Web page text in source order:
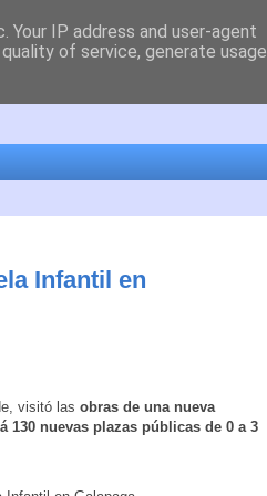
Infantil en
visitó las obras de una nueva
130 nuevas plazas públicas de 0 a 3
IP address and user-agent
of service, generate usage